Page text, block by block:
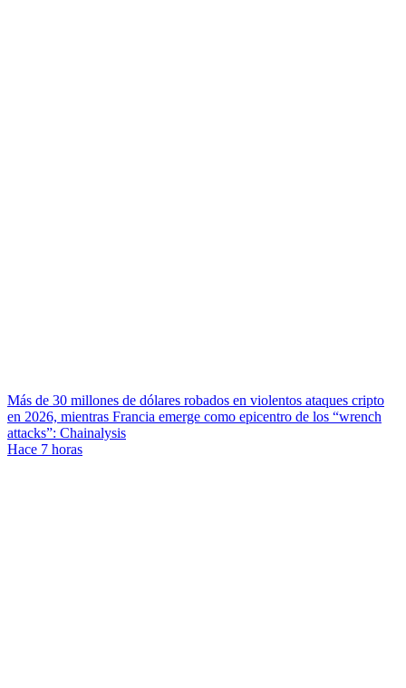
Más de 30 millones de dólares robados en violentos ataques cripto
en 2026, mientras Francia emerge como epicentro de los “wrench
attacks”: Chainalysis
Hace 7 horas